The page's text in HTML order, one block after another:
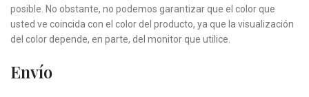
posible. No obstante, no podemos garantizar que el color que
usted ve coincida con el color del producto, ya que la visualización
del color depende, en parte, del monitor que utilice.
Envío